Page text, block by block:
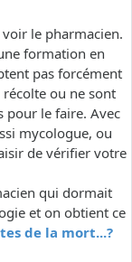
le pharmacien.
formation en
pas forcément
ou ne sont
pour le faire. Avec
mycologue, ou
de vérifier votre
qui dormait
et on obtient ce
de la mort...?